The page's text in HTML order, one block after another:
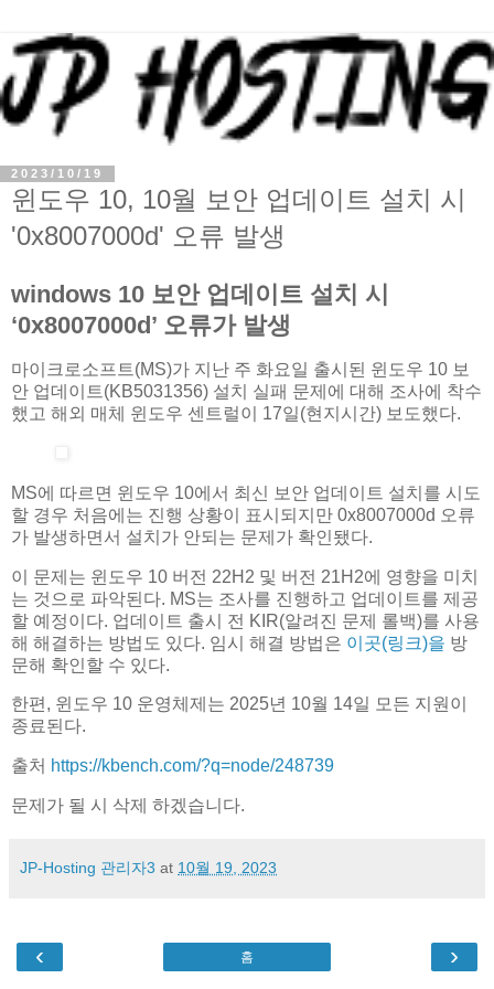
2023/10/19
윈도우 10, 10월 보안 업데이트 설치 시
'0x8007000d' 오류 발생
windows 10 보안 업데이트 설치 시
‘0x8007000d’ 오류가 발생
마이크로소프트(MS)가 지난 주 화요일 출시된 윈도우 10 보
안 업데이트(KB5031356) 설치 실패 문제에 대해 조사에 착수
했고 해외 매체 윈도우 센트럴이 17일(현지시간) 보도했다.
MS에 따르면 윈도우 10에서 최신 보안 업데이트 설치를 시도
할 경우 처음에는 진행 상황이 표시되지만 0x8007000d 오류
가 발생하면서 설치가 안되는 문제가 확인됐다.
이 문제는 윈도우 10 버전 22H2 및 버전 21H2에 영향을 미치
는 것으로 파악된다. MS는 조사를 진행하고 업데이트를 제공
할 예정이다. 업데이트 출시 전 KIR(알려진 문제 롤백)를 사용
해 해결하는 방법도 있다. 임시 해결 방법은 이곳(링크)을 방
문해 확인할 수 있다.
한편, 윈도우 10 운영체제는 2025년 10월 14일 모든 지원이
종료된다.
출처 https://kbench.com/?q=node/248739
문제가 될 시 삭제 하겠습니다.
JP-Hosting 관리자3 at 10월 19, 2023
‹ ›
홈